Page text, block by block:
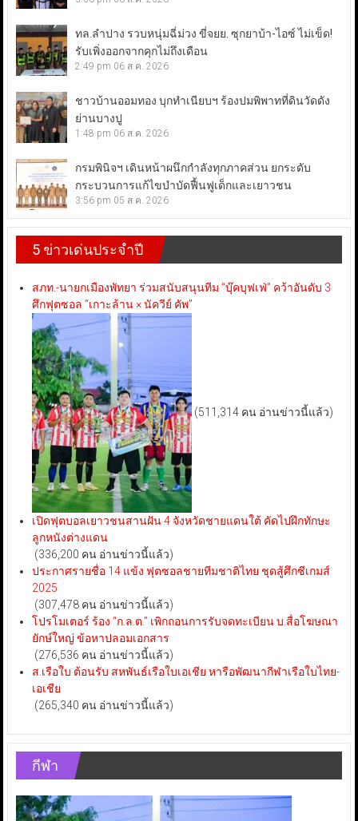
ทล.ลำปาง รวบหนุ่มฉี่ม่วง ขี่จยย. ซุกยาบ้า-ไอซ์ ไม่เข็ด!
รับเพิ่งออกจากคุกไม่ถึงเดือน
2:49 pm 06 ส.ค. 2026
ชาวบ้านออมทอง บุกทำเนียบฯ ร้องปมพิพาทที่ดินวัดดัง
ย่านบางปู
1:48 pm 06 ส.ค. 2026
กรมพินิจฯ เดินหน้าผนึกกำลังทุกภาคส่วน ยกระดับ
กระบวนการแก้ไขบำบัดฟื้นฟูเด็กและเยาวชน
3:56 pm 05 ส.ค. 2026
5 ข่าวเด่นประจำปี
สภท.-นายกเมืองพัทยา ร่วมสนับสนุนทีม “บุ๊คบุฟเฟ่” คว้าอันดับ 3
ศึกฟุตซอล “เกาะล้าน × นัควีย์ คัพ”
(511,314 คน อ่านข่าวนี้แล้ว)
เปิดฟุตบอลเยาวชนสานฝัน 4 จังหวัดชายแดนใต้ คัดไปฝึกทักษะ
ลูกหนังต่างแดน
(336,200 คน อ่านข่าวนี้แล้ว)
ประกาศรายชื่อ 14 แข้ง ฟุตซอลชายทีมชาติไทย ชุดสู้ศึกซีเกมส์
2025
(307,478 คน อ่านข่าวนี้แล้ว)
โปรโมเตอร์ ร้อง “ก.ล.ต.” เพิกถอนการรับจดทะเบียน บ.สื่อโฆษณา
ยักษ์ใหญ่ ข้อหาปลอมเอกสาร
(276,536 คน อ่านข่าวนี้แล้ว)
ส.เรือใบ ต้อนรับ สหพันธ์เรือใบเอเชีย หารือพัฒนากีฬาเรือใบไทย-
เอเชีย
(265,340 คน อ่านข่าวนี้แล้ว)
กีฬา